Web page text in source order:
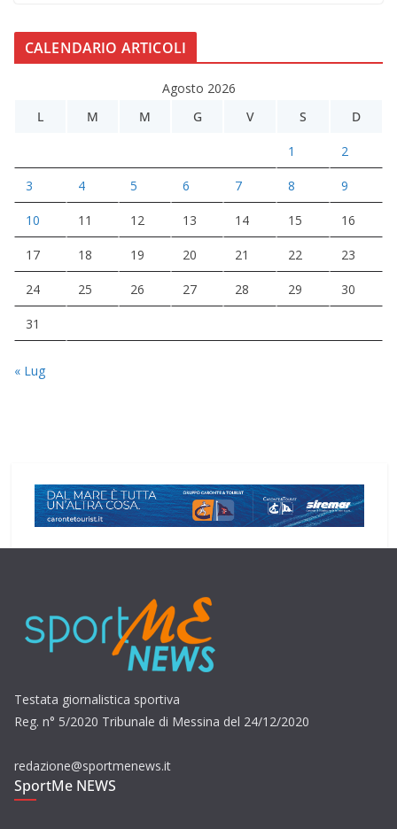
CALENDARIO ARTICOLI
Agosto 2026
L
M M G V S D
1 2
3 4 5 6 7 8 9
10 11 12 13 14 15 16
17 18 19 20 21 22 23
24 25 26 27 28 29 30
31
« Lug
Testata giornalistica sportiva
Reg. n° 5/2020 Tribunale di Messina del 24/12/2020
redazione@sportmenews.it
SportMe NEWS